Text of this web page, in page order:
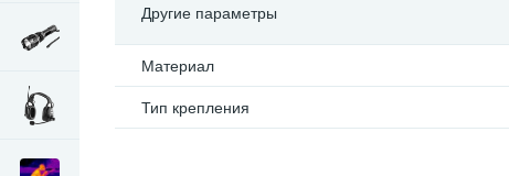
Другие параметры
Материал
Тип крепления